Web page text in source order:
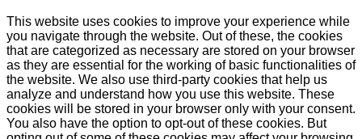
This website uses cookies to improve your experience while
you navigate through the website. Out of these, the cookies
that are categorized as necessary are stored on your browser
as they are essential for the working of basic functionalities of
the website. We also use third-party cookies that help us
analyze and understand how you use this website. These
cookies will be stored in your browser only with your consent.
You also have the option to opt-out of these cookies. But